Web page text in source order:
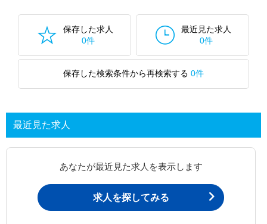
保存した求人
0件
最近見た求人
0件
保存した検索条件から再検索する 0件
最近見た求人
あなたが最近見た求人を表示します
求人を探してみる